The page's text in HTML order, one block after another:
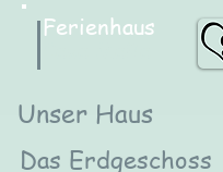
Ferienhaus
Das Erdgeschoss
Unser Haus